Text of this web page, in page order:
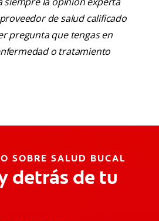
de salud calificado
pregunta que tengas en
o tratamiento
SOBRE SALUD BUCAL
detrás de tu